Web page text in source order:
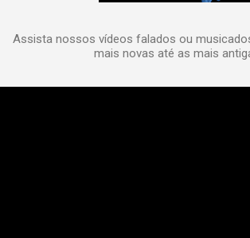
Assista nossos vídeos falados ou
mais novas até as mais